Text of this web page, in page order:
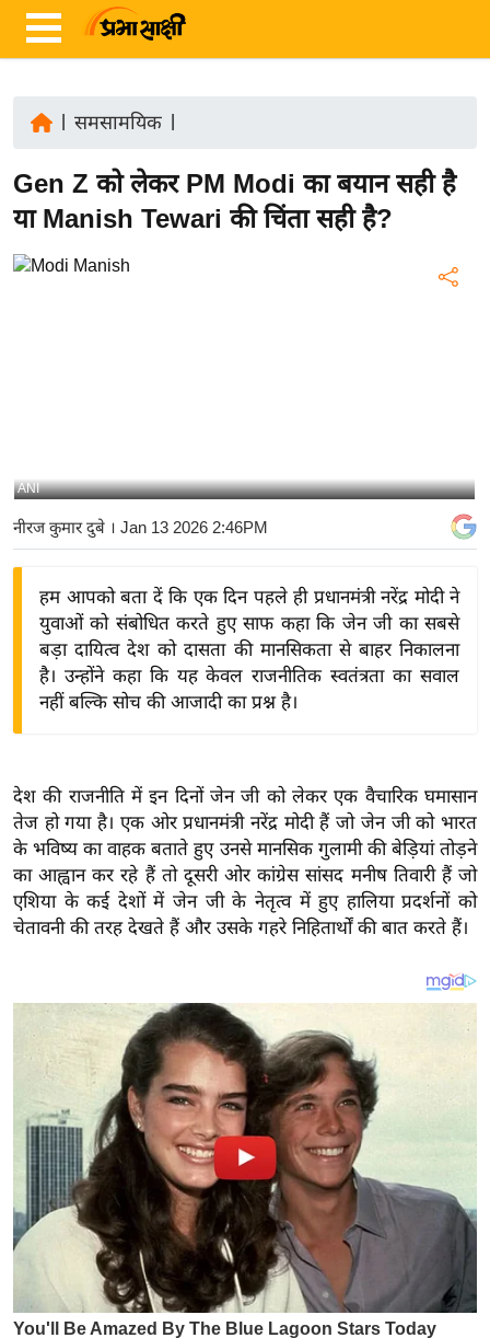
ज़ा
ख
र
ष्ट्री
बि
द्यो
त
वि
शे
ष
ज्ञ
ज
ट
खे
ल
क्रि
के
ट
L
समसामयिक
Gen Z को लेकर PM Modi का बयान सही है
या Manish Tewari की चिंता सही है?
ANI
नीरज कुमार दुबे । Jan 13 2026 2:46PM
हम आपको बता दें कि एक दिन पहले ही प्रधानमंत्री नरेंद्र मोदी ने
युवाओं को संबोधित करते हुए साफ कहा कि जेन जी का सबसे
बड़ा दायित्व देश को दासता की मानसिकता से बाहर निकालना
है। उन्होंने कहा कि यह केवल राजनीतिक स्वतंत्रता का सवाल
नहीं बल्कि सोच की आजादी का प्रश्न है।
देश की राजनीति में इन दिनों जेन जी को लेकर एक वैचारिक घमासान
तेज हो गया है। एक ओर प्रधानमंत्री नरेंद्र मोदी हैं जो जेन जी को भारत
के भविष्य का वाहक बताते हुए उनसे मानसिक गुलामी की बेड़ियां तोड़ने
का आह्वान कर रहे हैं तो दूसरी ओर कांग्रेस सांसद मनीष तिवारी हैं जो
एशिया के कई देशों में जेन जी के नेतृत्व में हुए हालिया प्रदर्शनों को
चेतावनी की तरह देखते हैं और उसके गहरे निहितार्थों की बात करते हैं।